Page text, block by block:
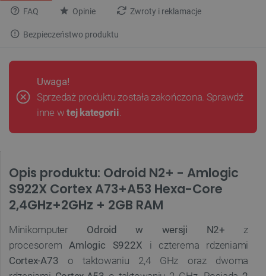
FAQ Opinie Zwroty i reklamacje
Bezpieczeństwo produktu
Uwaga!
Sprzedaż produktu została zakończona. Sprawdź
inne wtej kategorii.
Opis produktu: Odroid N2+ - Amlogic
S922X Cortex A73+A53 Hexa-Core
2,4GHz+2GHz + 2GB RAM
Minikomputer Odroid w wersji N2+ z
procesorem Amlogic S922X i czterema rdzeniami
Cortex-A73 o taktowaniu 2,4 GHz oraz dwoma